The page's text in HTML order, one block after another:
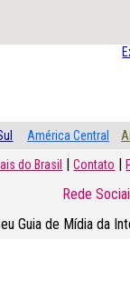
América Central
do Brasil |Contato |
Rede
Guia de Mídia da